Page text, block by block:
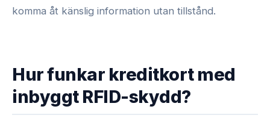
komma åt känslig information utan tillstånd.
Hur funkar kreditkort med
inbyggt RFID-skydd?